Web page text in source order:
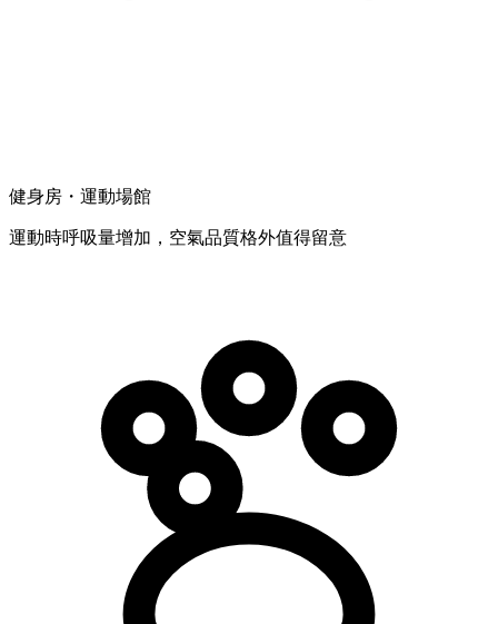
健身房・運動場館
運動時呼吸量增加，空氣品質格外值得留意